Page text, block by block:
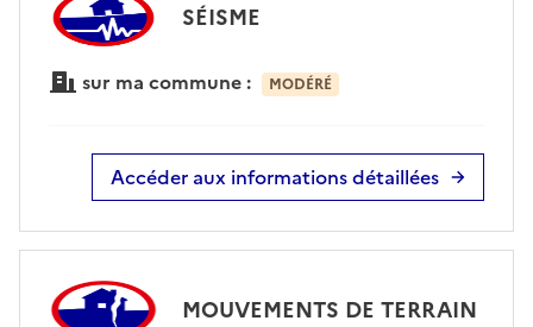
SÉISME
sur ma commune : MODÉRÉ
Accéder aux informations détaillées
MOUVEMENTS DE TERRAIN